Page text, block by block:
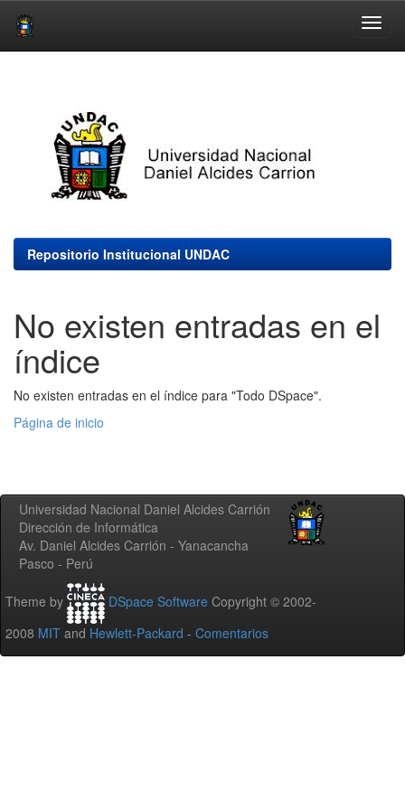
Repositorio Institucional UNDAC
No existen entradas en el
índice
No existen entradas en el índice para "Todo DSpace".
Página de inicio
Universidad Nacional Daniel Alcides Carrión
Dirección de Informática
Av. Daniel Alcides Carrión - Yanacancha
Pasco - Perú
Theme by DSpace Software Copyright © 2002-
2008 MIT and Hewlett-Packard - Comentarios